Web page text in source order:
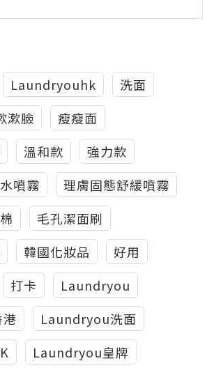
Laundryouhk
洗面
漱臉
瘦瘦面
溫和款
強力款
噴霧
理膚固態舒緩噴霧
毛孔潔面刷
韓國化妝品
好用
打卡
Laundryou
Laundryou洗面
Laundryou皇牌